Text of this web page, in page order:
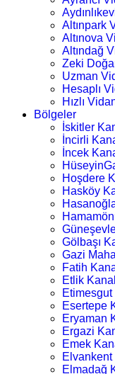
Altınpark
Altınova
Altındağ
Zeki
Uzman
Hesaplı
Hızlı
Bölgeler
İskitler
İncirli
İncek
Hoşdere
Hasköy
Gölbaşı
Gazi
Fatih
Etlik
Esertepe
Eryaman
Ergazi
Emek
Elmadağ